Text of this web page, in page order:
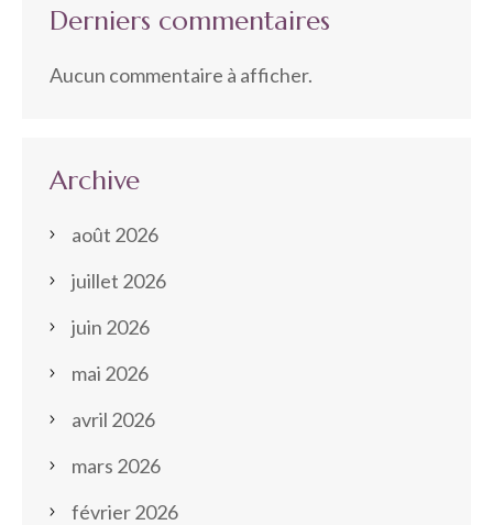
Derniers commentaires
Aucun commentaire à afficher.
Archive
août 2026
juillet 2026
juin 2026
mai 2026
avril 2026
mars 2026
février 2026